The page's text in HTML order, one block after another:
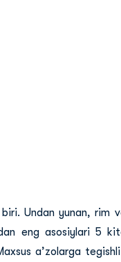
biri. Undan yunan,
eng asosiylari 5
a’zolarga